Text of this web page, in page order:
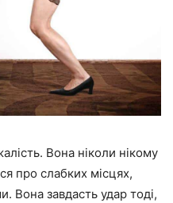
Вона ніколи нікому
про слабких місцях,
Вона завдасть удар тоді,